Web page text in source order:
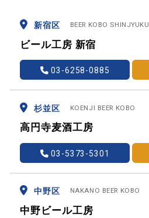
新宿区 BEER KOBO SHINJYUKU
ビール工房 新宿
03-6258-0885
杉並区 KOENJI BEER KOBO
高円寺麦酒工房
03-5373-5301
中野区 NAKANO BEER KOBO
中野ビール工房